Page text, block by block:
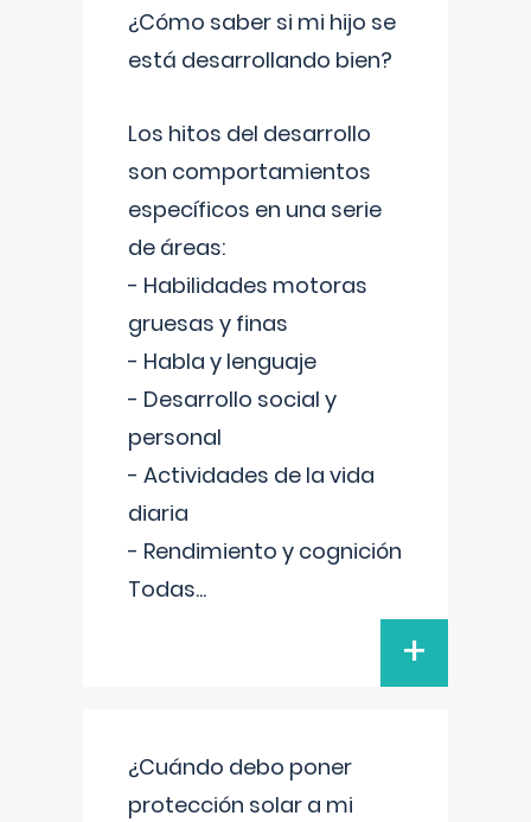
¿Cómo saber si mi hijo se
está desarrollando bien?
Los hitos del desarrollo
son comportamientos
específicos en una serie
de áreas:
- Habilidades motoras
gruesas y finas
- Habla y lenguaje
- Desarrollo social y
personal
- Actividades de la vida
diaria
- Rendimiento y cognición
Todas...
+
¿Cuándo debo poner
protección solar a mi